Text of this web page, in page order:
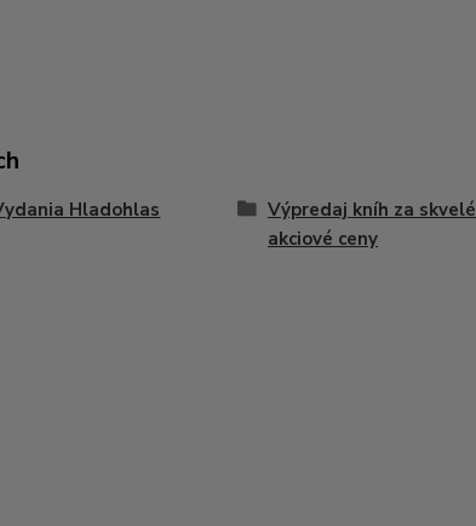
Hladohlas
Výpredaj kníh za skvelé
akciové ceny